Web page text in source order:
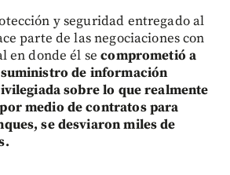
y seguridad entregado al
parte de las negociaciones con
en donde él secomprometió a
de información
sobre lo que realmente
medio de contratos para
se desviaron miles de